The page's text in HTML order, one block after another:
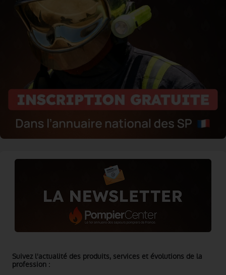
Suivez l'actualité des produits, services et évolutions de la
profession :